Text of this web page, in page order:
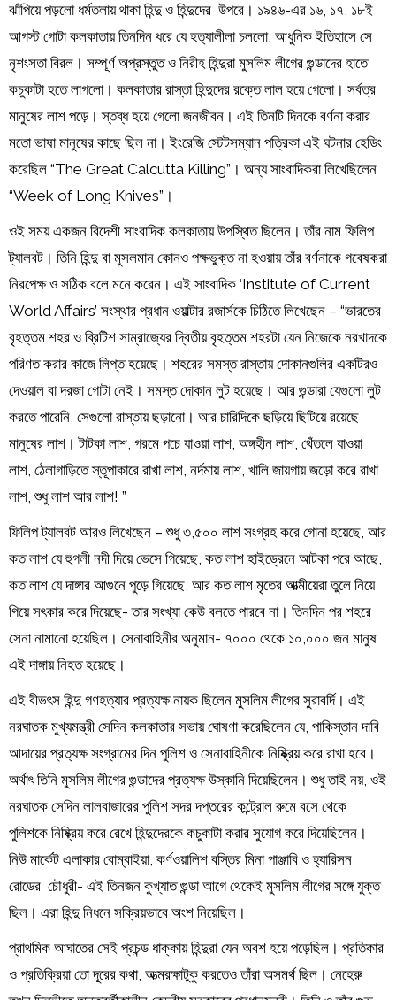
ঝাঁপিয়ে পড়লো ধর্মতলায় থাকা হিন্দু ও হিন্দুদের উপরে। ১৯৪৬-এর ১৬, ১৭, ১৮ই
আগস্ট গোটা কলকাতায় তিনদিন ধরে যে হত্যালীলা চললো, আধুনিক ইতিহাসে সে
নৃশংসতা বিরল। সম্পূর্ণ অপ্রস্তুত ও নিরীহ হিন্দুরা মুসলিম লীগের গুন্ডাদের হাতে
কচুকাটা হতে লাগলো। কলকাতার রাস্তা হিন্দুদের রক্তে লাল হয়ে গেলো। সর্বত্র
মানুষের লাশ পড়ে। স্তব্ধ হয়ে গেলো জনজীবন। এই তিনটি দিনকে বর্ণনা করার
মতো ভাষা মানুষের কাছে ছিল না। ইংরেজি স্টেটসম্যান পত্রিকা এই ঘটনার হেডিং
করেছিল “The Great Calcutta Killing”। অন্য সাংবাদিকরা লিখেছিলেন
“Week of Long Knives”।
ওই সময় একজন বিদেশী সাংবাদিক কলকাতায় উপস্থিত ছিলেন। তাঁর নাম ফিলিপ
ট্যালবট। তিনি হিন্দু বা মুসলমান কোনও পক্ষভুক্ত না হওয়ায় তাঁর বর্ণনাকে গবেষকরা
নিরপেক্ষ ও সঠিক বলে মনে করেন। এই সাংবাদিক ‘Institute of Current
World Affairs’ সংস্থার প্রধান ওয়াল্টার রজার্সকে চিঠিতে লিখেছেন – “ভারতের
বৃহত্তম শহর ও ব্রিটিশ সাম্রাজ্যের দ্বিতীয় বৃহত্তম শহরটা যেন নিজেকে নরখাদকে
পরিণত করার কাজে লিপ্ত হয়েছে। শহরের সমস্ত রাস্তায় দোকানগুলির একটিরও
দেওয়াল বা দরজা গোটা নেই। সমস্ত দোকান লুট হয়েছে। আর গুন্ডারা যেগুলো লুট
করতে পারেনি, সেগুলো রাস্তায় ছড়ানো। আর চারিদিকে ছড়িয়ে ছিটিয়ে রয়েছে
মানুষের লাশ। টাটকা লাশ, গরমে পচে যাওয়া লাশ, অঙ্গহীন লাশ, থেঁতলে যাওয়া
লাশ, ঠেলাগাড়িতে স্তূপাকারে রাখা লাশ, নর্দমায় লাশ, খালি জায়গায় জড়ো করে রাখা
লাশ, শুধু লাশ আর লাশ! ”
ফিলিপ ট্যালবট আরও লিখেছেন – শুধু ৩,৫০০ লাশ সংগ্রহ করে গোনা হয়েছে, আর
কত লাশ যে হুগলী নদী দিয়ে ভেসে গিয়েছে, কত লাশ হাইড্রেনে আটকা পরে আছে,
কত লাশ যে দাঙ্গার আগুনে পুড়ে গিয়েছে, আর কত লাশ মৃতের আত্মীয়েরা তুলে নিয়ে
গিয়ে সৎকার করে দিয়েছে- তার সংখ্যা কেউ বলতে পারবে না। তিনদিন পর শহরে
সেনা নামানো হয়েছিল। সেনাবাহিনীর অনুমান- ৭০০০ থেকে ১০,০০০ জন মানুষ
এই দাঙ্গায় নিহত হয়েছে।
এই বীভৎস হিন্দু গণহত্যার প্রত্যক্ষ নায়ক ছিলেন মুসলিম লীগের সুরাবর্দি। এই
নরঘাতক মুখ্যমন্ত্রী সেদিন কলকাতার সভায় ঘোষণা করেছিলেন যে, পাকিস্তান দাবি
আদায়ের প্রত্যক্ষ সংগ্রামের দিন পুলিশ ও সেনাবাহিনীকে নিষ্ক্রিয় করে রাখা হবে।
অর্থাৎ তিনি মুসলিম লীগের গুন্ডাদের প্রত্যক্ষ উস্কানি দিয়েছিলেন। শুধু তাই নয়, ওই
নরঘাতক সেদিন লালবাজারের পুলিশ সদর দপ্তরের কন্ট্রোল রুমে বসে থেকে
পুলিশকে নিষ্ক্রিয় করে রেখে হিন্দুদেরকে কচুকাটা করার সুযোগ করে দিয়েছিলেন।
নিউ মার্কেট এলাকার বোম্বাইয়া, কর্ণওয়ালিশ বস্তির মিনা পাঞ্জাবি ও হ্যারিসন
রোডের চৌধুরী- এই তিনজন কুখ্যাত গুন্ডা আগে থেকেই মুসলিম লীগের সঙ্গে যুক্ত
ছিল। এরা হিন্দু নিধনে সক্রিয়ভাবে অংশ নিয়েছিল।
প্রাথমিক আঘাতের সেই প্রচন্ড ধাক্কায় হিন্দুরা যেন অবশ হয়ে পড়েছিল। প্রতিকার
ও প্রতিক্রিয়া তো দূরের কথা, আত্মরক্ষাটুকু করতেও তাঁরা অসমর্থ ছিল। নেহেরু